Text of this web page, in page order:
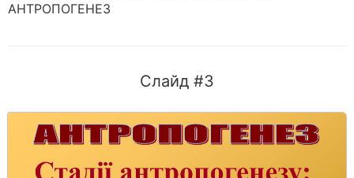
АНТРОПОГЕНЕЗ
Слайд #3